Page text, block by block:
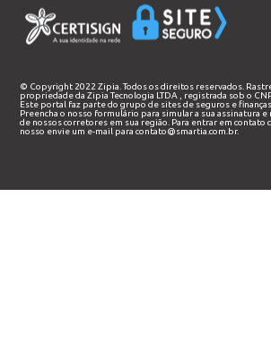
© Copyright 2022 Zipia. Todos os direitos reservados.
propriedade daZipia Tecnologia LTDA
, registrada sob o
Este portal faz parte do grupo de sites de seguros e
Preencha o nosso formulário para simular a sua assinatura
de nossos corretores em sua região. Para entrar em
nosso envie um e-mail paracontato@smartia.com.br.